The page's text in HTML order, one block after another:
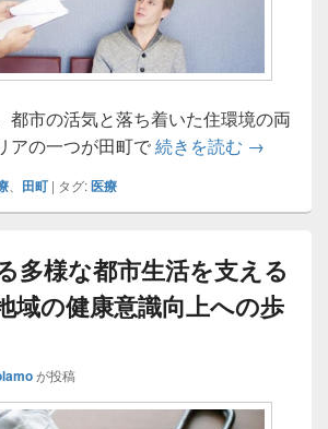
都市の活気と落ち着いた住環境の両
アの一つが田町で続きを読む 田町の多
→
田町 | タグ:医療
多様な都市生活を支える
域の健康意識向上への歩
が投稿